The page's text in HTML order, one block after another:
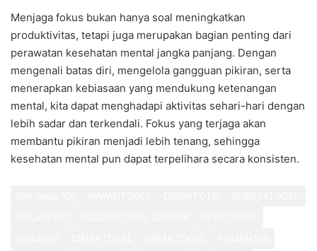
Menjaga fokus bukan hanya soal meningkatkan
produktivitas, tetapi juga merupakan bagian penting dari
perawatan kesehatan mental jangka panjang. Dengan
mengenali batas diri, mengelola gangguan pikiran, serta
menerapkan kebiasaan yang mendukung ketenangan
mental, kita dapat menghadapi aktivitas sehari-hari dengan
lebih sadar dan terkendali. Fokus yang terjaga akan
membantu pikiran menjadi lebih tenang, sehingga
kesehatan mental pun dapat terpelihara secara konsisten.